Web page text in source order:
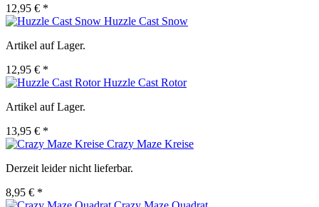
12,95 € *
Huzzle Cast Snow
Artikel auf Lager.
12,95 € *
Huzzle Cast Rotor
Artikel auf Lager.
13,95 € *
Crazy Maze Kreise
Derzeit leider nicht lieferbar.
8,95 € *